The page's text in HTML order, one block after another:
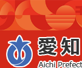
ペ
ー
ジ
の
先
メ
ニ
ュ
ー
を